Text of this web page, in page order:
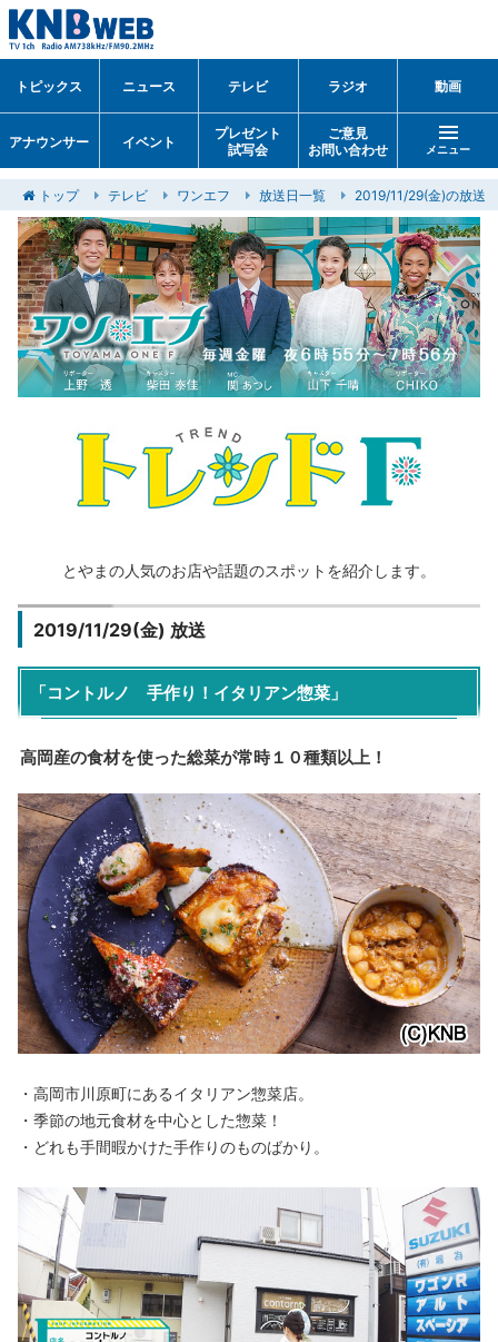
トピックス ニュース テレビ ラジオ 動画
アナウンサー イベント
プレゼント
試写会
ご意見
お問い合わせ
メニュー
トップ テレビ ワンエフ 放送日一覧 2019/11/29(金)の放送
とやまの人気のお店や話題のスポットを紹介します。
2019/11/29(金) 放送
「コントルノ 手作り！イタリアン惣菜」
高岡産の食材を使った総菜が常時１０種類以上！
・高岡市川原町にあるイタリアン惣菜店。
・季節の地元食材を中心とした惣菜！
・どれも手間暇かけた手作りのものばかり。